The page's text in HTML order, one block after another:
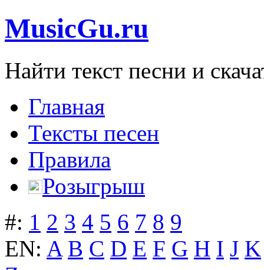
MusicGu.ru
Найти текст песни и
Главная
Тексты песен
Правила
Розыгрыш
#: 1 2 3 4 5 6 7 8 9
EN: A B C D E F G H I J K